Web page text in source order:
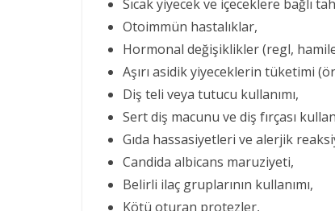
Sıcak yiyecek ve içeceklere bağlı
Otoimmün hastalıklar,
Hormonal değişiklikler (regl,
Aşırı asidik yiyeceklerin tüketimi
Diş teli veya tutucu kullanımı,
Sert diş macunu ve diş fırçası
Gıda hassasiyetleri ve alerjik
Candida albicans maruziyeti,
Belirli ilaç gruplarının kullanımı,
Kötü oturan protezler,